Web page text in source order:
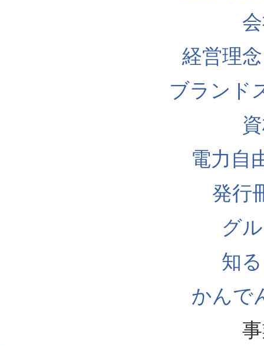
経営理
ブランド
電力自
発行
グ
知
かんで